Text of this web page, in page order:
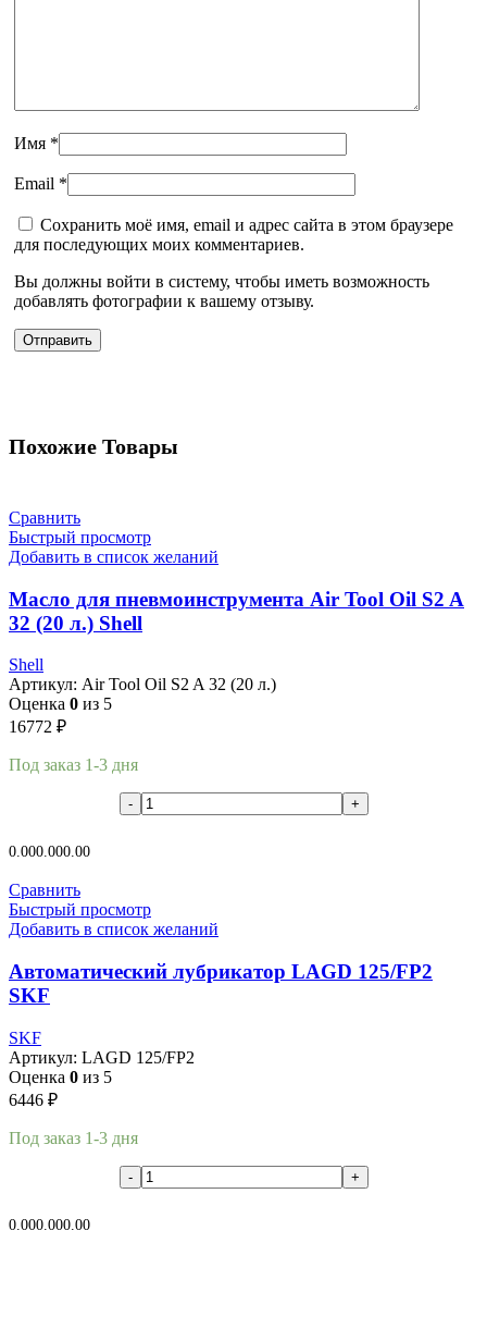
Имя *
Email *
Сохранить моё имя, email и адрес сайта в этом браузере
для последующих моих комментариев.
Вы должны войти в систему, чтобы иметь возможность
добавлять фотографии к вашему отзыву.
Похожие Товары
Сравнить
Быстрый просмотр
Добавить в список желаний
Масло для пневмоинструмента Air Tool Oil S2 A
32 (20 л.) Shell
Shell
Артикул: Air Tool Oil S2 A 32 (20 л.)
Оценка 0 из 5
16772 ₽
Под заказ 1-3 дня
0.000.000.00
Сравнить
Быстрый просмотр
Добавить в список желаний
Автоматический лубрикатор LAGD 125/FP2
SKF
SKF
Артикул: LAGD 125/FP2
Оценка 0 из 5
6446 ₽
Под заказ 1-3 дня
0.000.000.00